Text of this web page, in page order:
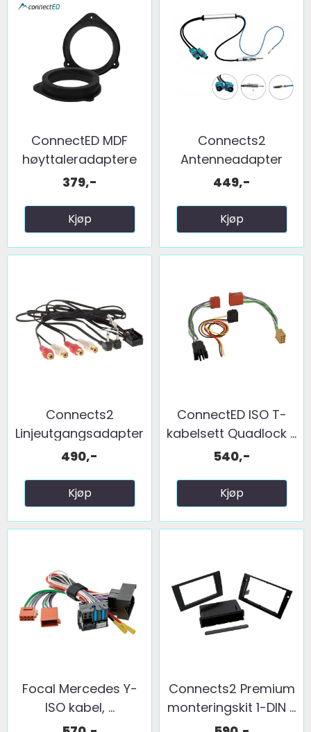
ConnectED MDF
høyttaleradaptere
(165mm) ...
379,-
Kjøp
Connects2
Antenneadapter
(FM) 2 x fakra ...
449,-
Kjøp
Connects2
Linjeutgangsadapter
Audi ...
490,-
Kjøp
ConnectED ISO T-
kabelsett Quadlock ...
540,-
Kjøp
Focal Mercedes Y-
ISO kabel, ...
Connects2 Premium
monteringskit 1-DIN ...